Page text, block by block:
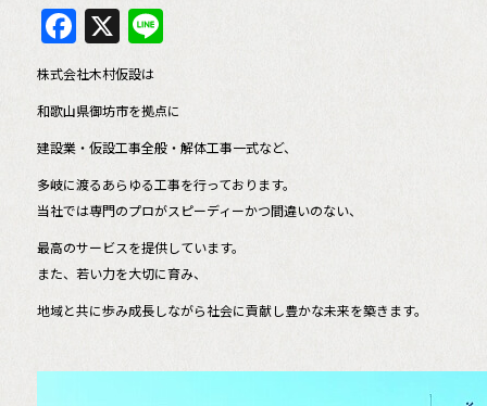
F
a
c
e
b
o
o
k
X Li
e
株式会社木村仮設は
和歌山県御坊市を拠点に
建設業・仮設工事全般・解体工事一式など、
多岐に渡るあらゆる工事を行っております。
当社では専門のプロがスピーディーかつ間違いのない、
最高のサービスを提供しています。
また、若い力を大切に育み、
地域と共に歩み成長しながら社会に貢献し豊かな未来を築きます。